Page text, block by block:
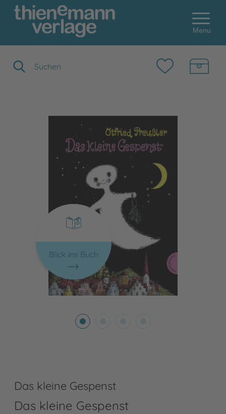
Menu
Blick ins Buch
Das kleine Gespenst
Das kleine Gespenst